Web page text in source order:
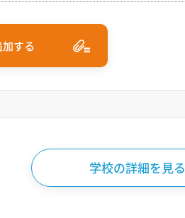
する
学校の詳細を見る